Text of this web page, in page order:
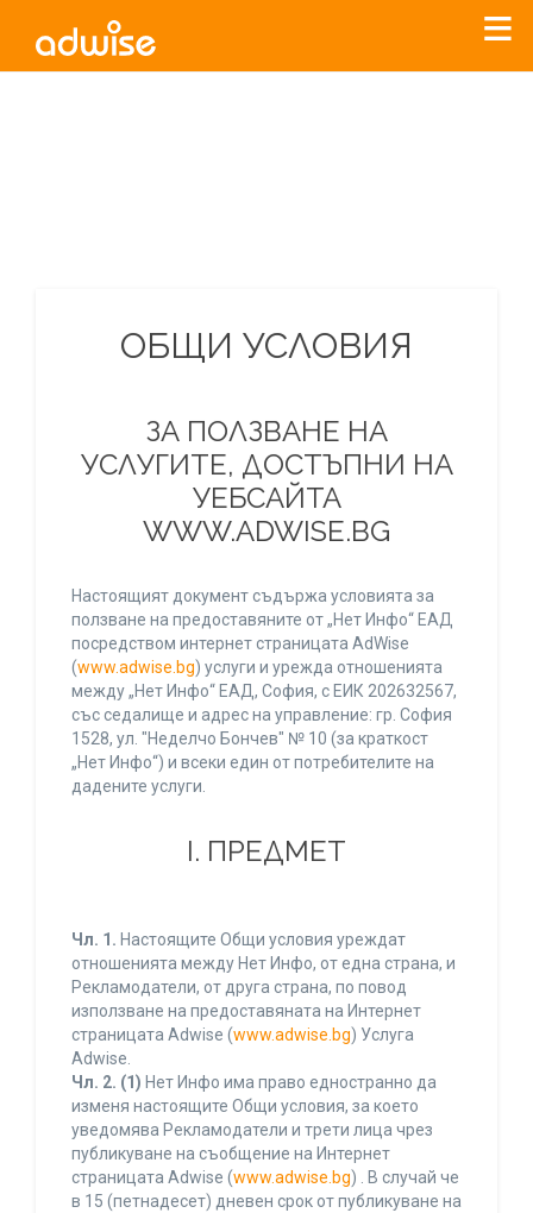
ОБЩИ УСЛОВИЯ
ЗА ПОЛЗВАНЕ НА
УСЛУГИТЕ, ДОСТЪПНИ НА
УЕБСАЙТА
WWW.ADWISE.BG
Настоящият документ съдържа условията за
ползване на предоставяните от „Нет Инфо“ ЕАД
посредством интернет страницата AdWise
(www.adwise.bg) услуги и урежда отношенията
между „Нет Инфо“ ЕАД, София, с ЕИК 202632567,
със седалище и адрес на управление: гр. София
1528, ул. "Неделчо Бончев" № 10 (за краткост
„Нет Инфо“) и всеки един от потребителите на
дадените услуги.
І. ПРЕДМЕТ
Чл. 1. Настоящите Общи условия уреждат
отношенията между Нет Инфо, от една страна, и
Рекламодатели, от друга страна, по повод
използване на предоставяната на Интернет
страницата Adwise (www.adwise.bg) Услуга
Adwise.
Чл. 2. (1) Нет Инфо има право едностранно да
изменя настоящите Общи условия, за което
уведомява Рекламодатели и трети лица чрез
публикуване на съобщение на Интернет
страницата Adwise (www.adwise.bg) . В случай че
в 15 (петнадесет) дневен срок от публикуване на